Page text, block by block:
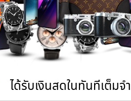
ได้รับเงินสดในทันทีเต็มจ